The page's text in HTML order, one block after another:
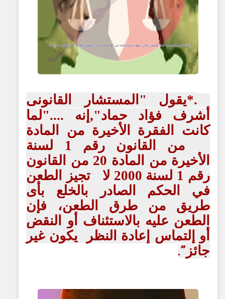
.*يقول "المستشار القانونى
أشرف فؤاد حماد",إنه ...."لما
كانت الفقرة الأخيرة من المادة
20 من القانون رقم 1 لسنة
الأخيرة من المادة 20 من القانون
رقم 1 لسنة 2000 لا تجيز الطعن
في الحكم الصادر بالخلع بأى
طريق من طرق الطعن، فإن
الطعن عليه بالاستئناف أو النقض
أو إلتماس إعادة النظر يكون غير
جائز ."